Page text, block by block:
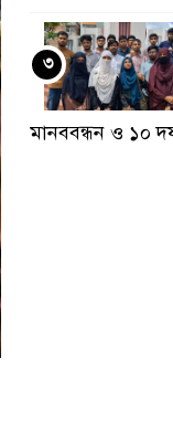
মানববন্ধন ও ১০
৩